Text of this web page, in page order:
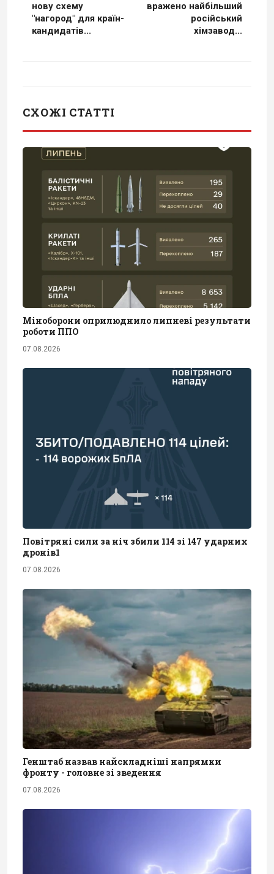
нову схему
"нагород" для країн-
кандидатів...
вражено найбільший
російський
хімзавод...
СХОЖІ СТАТТІ
Міноборони оприлюднило липневі результати
роботи ППО
07.08.2026
Повітряні сили за ніч збили 114 зі 147 ударних
дронів1
07.08.2026
Генштаб назвав найскладніші напрямки
фронту - головне зі зведення
07.08.2026